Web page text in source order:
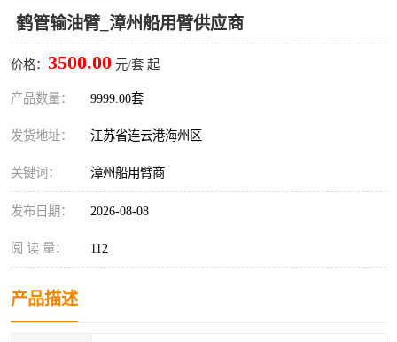
鹤管输油臂_漳州船用臂供应商
价格： 3500.00 元/套 起
产品数量： 9999.00套
发货地址： 江苏省连云港海州区
关键词： 漳州船用臂商
发布日期： 2026-08-08
阅 读 量： 112
产品描述